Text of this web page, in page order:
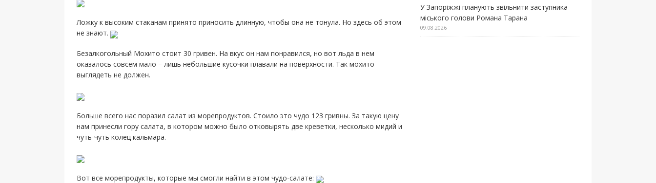
Ложку к высоким стаканам принято приносить длинную, чтобы она не тонула. Но здесь об этом
не знают.
Безалкогольный Мохито стоит 30 гривен. На вкус он нам понравился, но вот льда в нем
оказалось совсем мало – лишь небольшие кусочки плавали на поверхности. Так мохито
выглядеть не должен.
Больше всего нас поразил салат из морепродуктов. Стоило это чудо 123 гривны. За такую цену
нам принесли гору салата, в котором можно было отковырять две креветки, несколько мидий и
чуть-чуть колец кальмара.
Вот все морепродукты, которые мы смогли найти в этом чудо-салате:
У Запоріжжі планують звільнити заступника
міського голови Романа Тарана
09.08.2026